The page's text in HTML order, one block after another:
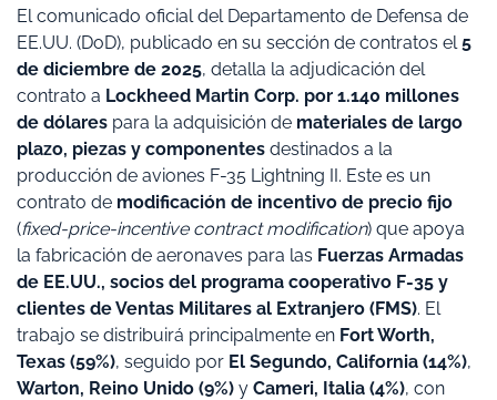
El comunicado oficial del Departamento de Defensa de
EE.UU. (DoD), publicado en su sección de contratos el5
de diciembre de 2025, detalla la adjudicación del
contrato a Lockheed Martin Corp. por 1.140 millones
de dólares para la adquisición de materiales de largo
plazo, piezas y componentes destinados a la
producción de aviones F-35 Lightning II. Este es un
contrato de modificación de incentivo de precio fijo
(fixed-price-incentive contract modification) que apoya
la fabricación de aeronaves para las Fuerzas Armadas
de EE.UU., socios del programa cooperativo F-35 y
clientes de Ventas Militares al Extranjero (FMS). El
trabajo se distribuirá principalmente en Fort Worth,
Texas (59%), seguido por El Segundo, California (14%),
Warton, Reino Unido (9%) y Cameri, Italia (4%), con